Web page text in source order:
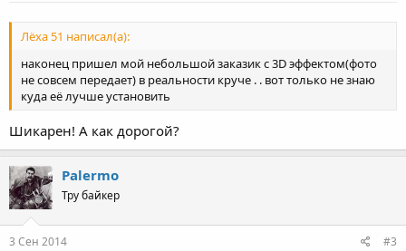
Лёха 51 написал(а):
наконец пришел мой небольшой заказик с 3D эффектом(фото
не совсем передает) в реальности круче . . вот только не знаю
куда её лучше установить
Шикарен! А как дорогой?
Palermo
Тру байкер
3 Сен 2014 #3